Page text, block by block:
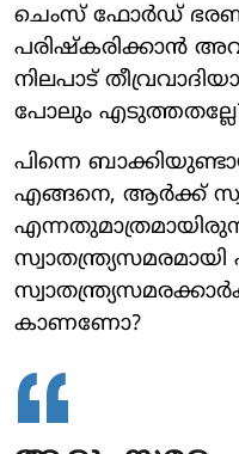
ചെംസ് ഫോര്‍ഡ്
പരിഷ്‌കരിക്കാന്‍
നിലപാട്
പോലും
പിന്നെ
എങ്ങനെ, ആര്‍ക്ക്
കാണണോ?